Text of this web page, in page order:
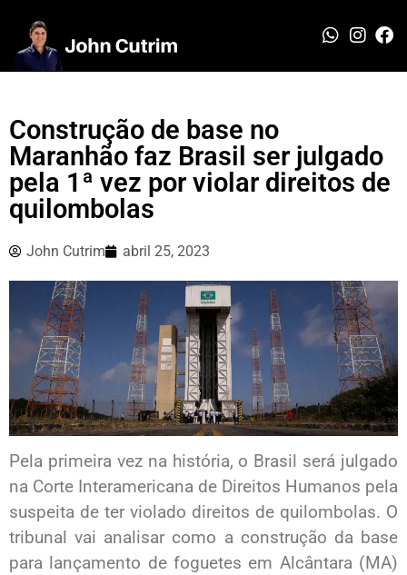
Construção de base no
Maranhão faz Brasil ser julgado
pela 1ª vez por violar direitos de
quilombolas
John Cutrim abril 25, 2023
Pela primeira vez na história, o Brasil será julgado
na Corte Interamericana de Direitos Humanos pela
suspeita de ter violado direitos de quilombolas. O
tribunal vai analisar como a construção da base
para lançamento de foguetes em Alcântara (MA)